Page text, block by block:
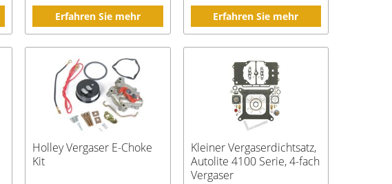
Erfahren Sie mehr Erfahren Sie mehr
Holley Vergaser E-Choke
Kit
Kleiner Vergaserdichtsatz,
Autolite 4100 Serie, 4-fach
Vergaser